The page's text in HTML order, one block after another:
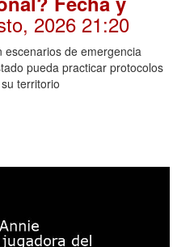
2026 21:20
escenarios de emergencia
pueda practicar protocolos
territorio